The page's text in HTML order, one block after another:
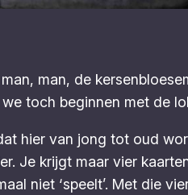
man, de
toch beginnen met de
hier van jong tot oud
Je krijgt maar vier
niet ‘speelt’. Met die